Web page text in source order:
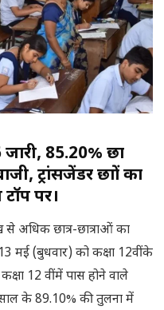
जारी, 85.20% छात्र
, ट्रांसजेंडर छात्रों का
पर।
से अधिक छात्र-छात्राओं का
मई (बुधवार) को कक्षा 12वीं के
12 वीं में पास होने वाले
साल के 89.10% की तुलना में